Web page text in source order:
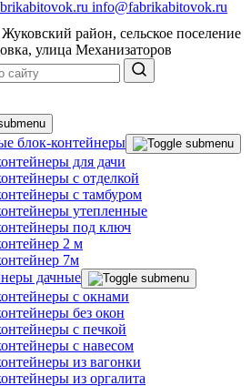
info@fabrikabitovok.ru
район, сельское поселение
улица Механизаторов
блок-контейнеры
для дачи
с отделкой
с тамбуром
утепленные
под ключ
2 м
7м
дачные
с окнами
без окон
с печкой
с навесом
из вагонки
из оргалита